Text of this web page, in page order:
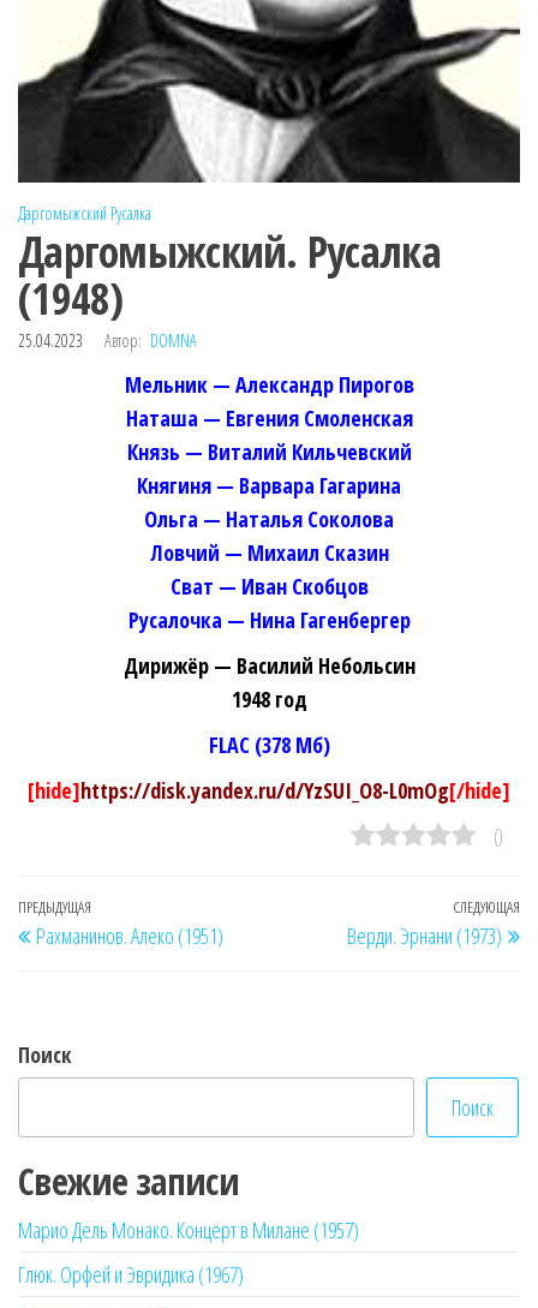
Даргомыжский Русалка
Даргомыжский. Русалка
(1948)
25.04.2023 Автор: DOMNA
Мельник — Александр Пирогов
Наташа — Евгения Смоленская
Князь — Виталий Кильчевский
Княгиня — Варвара Гагарина
Ольга — Наталья Соколова
Ловчий — Михаил Сказин
Сват — Иван Скобцов
Русалочка — Нина Гагенбергер
Дирижёр — Василий Небольсин
1948 год
FLAC (378 Мб)
[hide]https://disk.yandex.ru/d/YzSUI_O8-L0mOg[/hide]
0
Навигация
по
Предыдущая
запись
ПРЕДЫДУЩАЯ
Рахманинов. Алеко (1951)
СЛЕДУЮЩАЯ
Верди. Эрнани (1973)
Поиск
Поиск
Свежие записи
Марио Дель Монако. Концерт в Милане (1957)
Глюк. Орфей и Эвридика (1967)